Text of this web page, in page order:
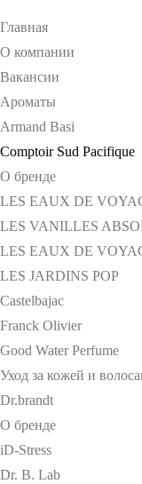
Главная
О компании
Вакансии
Ароматы
Armand Basi
Comptoir Sud Pacifique
О бренде
LES EAUX DE
LES VANILLES
LES EAUX DE
LES JARDINS POP
Castelbajac
Franck Olivier
Good Water Perfume
Уход за кожей и
Dr.brandt
О бренде
iD-Stress
Dr. B. Lab